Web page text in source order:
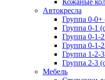
Кожаные
Автокресла
Группа 0-0+
Группа 0-1
Группа 0-1-
Группа 0-1-
Группа 1-2-
Группа 2-3
Мебель